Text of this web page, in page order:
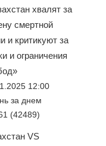
хвалят за
смертной
и критикуют за
и ограничения
12:00
за днем
(42489)
VS